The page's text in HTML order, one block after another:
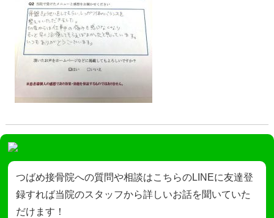
つばめ接骨院への質問や相談はこちらのLINEに友達登
録すれば当院のスタッフから詳しいお話を聞いていた
だけます！